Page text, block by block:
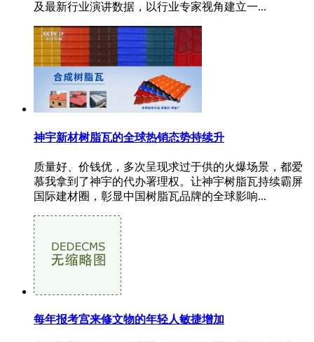
及最新行业演讲数据，以行业专家视角建立一...
神宇新材树脂瓦的全球热销态势持续升
质量好、价钱优，多次呈现求过于供的火爆场景，都爱
慕我拿到了神宇的代办署理权。让神宇树脂瓦持续霸屏
国际建材圈，彰显中国树脂瓦品牌的全球影响...
每年报考宫来修文物的年轻人敏捷增加